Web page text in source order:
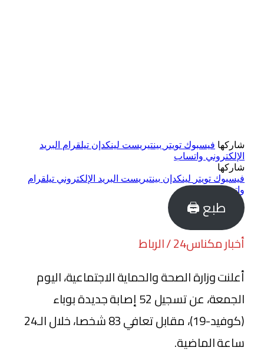
شاركها فيسبوك تويتر بينتيريست لينكدإن تيلقرام البريد
الإلكتروني واتساب
شاركها
فيسبوك تويتر لينكدإن بينتيريست البريد الإلكتروني تيلقرام
واتساب
طبع 🖨
أخبار مكناس24 / الرباط
أعلنت وزارة الصحة والحماية الاجتماعية، اليوم
الجمعة، عن تسجيل 52 إصابة جديدة بوباء
(كوفيد-19)، مقابل تعافي 83 شخصا، خلال الـ24
ساعة الماضية.